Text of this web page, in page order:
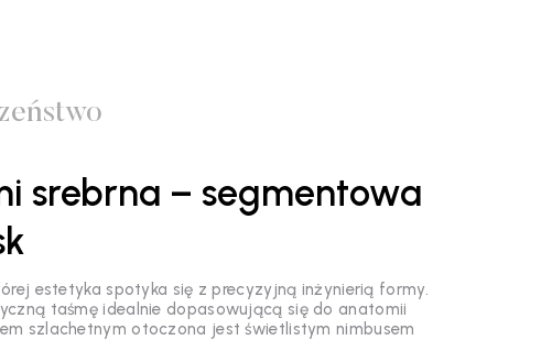
srebrna – segmentowa
estetyka spotyka się z precyzyjną inżynierią formy.
taśmę idealnie dopasowującą się do anatomii
szlachetnym otoczona jest świetlistym nimbusem